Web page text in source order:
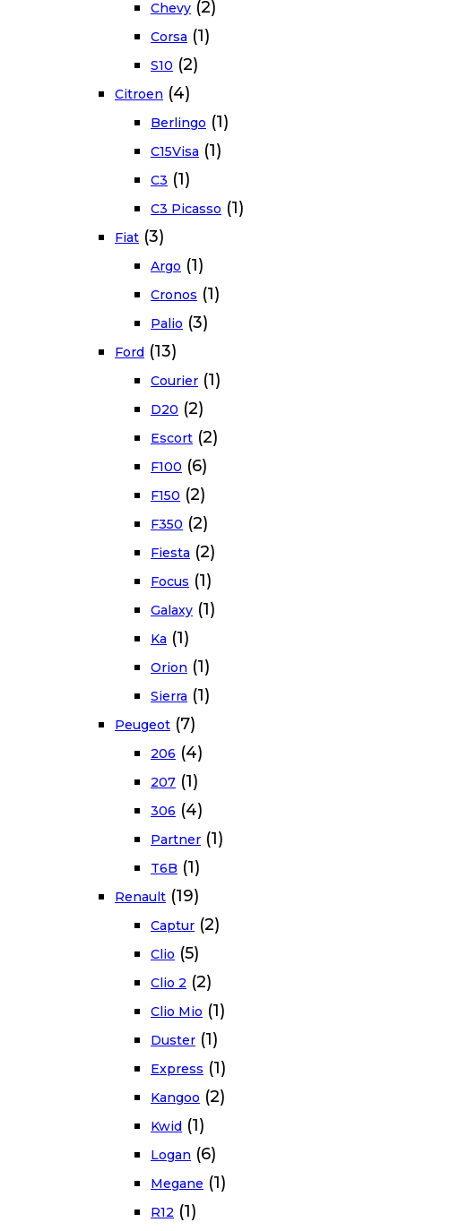
Chevy (2)
Corsa (1)
S10 (2)
Citroen (4)
Berlingo (1)
C15Visa (1)
C3 (1)
C3 Picasso (1)
Fiat (3)
Argo (1)
Cronos (1)
Palio (3)
Ford (13)
Courier (1)
D20 (2)
Escort (2)
F100 (6)
F150 (2)
F350 (2)
Fiesta (2)
Focus (1)
Galaxy (1)
Ka (1)
Orion (1)
Sierra (1)
Peugeot (7)
206 (4)
207 (1)
306 (4)
Partner (1)
T6B (1)
Renault (19)
Captur (2)
Clio (5)
Clio 2 (2)
Clio Mio (1)
Duster (1)
Express (1)
Kangoo (2)
Kwid (1)
Logan (6)
Megane (1)
R12 (1)